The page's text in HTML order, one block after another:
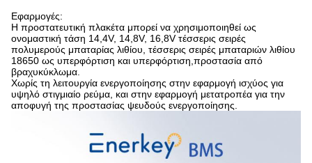
Εφαρμογές:
Η προστατευτική πλακέτα μπορεί να χρησιμοποιηθεί ως
ονομαστική τάση 14,4V, 14,8V, 16,8V τέσσερις σειρές
πολυμερούς μπαταρίας λιθίου, τέσσερις σειρές μπαταριών λιθίου
18650 ως υπερφόρτιση και υπερφόρτιση,προστασία από
βραχυκύκλωμα.
Χωρίς τη λειτουργία ενεργοποίησης στην εφαρμογή ισχύος για
υψηλό στιγμιαίο ρεύμα, και στην εφαρμογή μετατροπέα για την
αποφυγή της προστασίας ψευδούς ενεργοποίησης.